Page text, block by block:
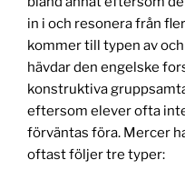
in i och resonera från
kommer till typen av
hävdar den engelske
konstruktiva
eftersom elever ofta
förväntas föra. Mercer
oftast följer tre typer: